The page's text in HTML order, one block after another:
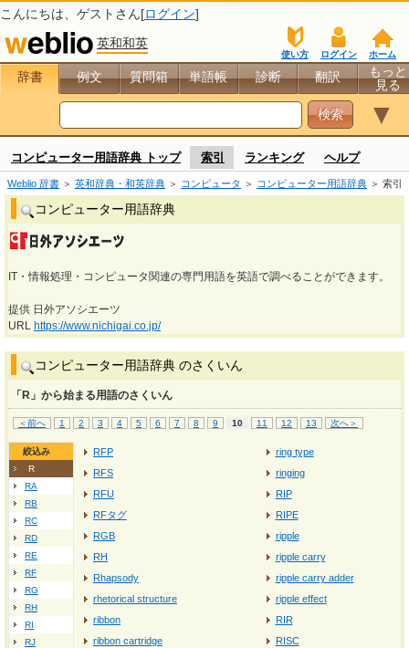
こんにちは、 ゲスト さん[ログイン]
英和和英
ホーム
ログイン
使い方
辞書 例文 質問箱 単語帳 診断 翻訳
もっと
見る
▼
コンピューター用語辞典 トップ 索引 ランキング ヘルプ
Weblio 辞書 ＞ 英和辞典・和英辞典 ＞ コンピュータ ＞ コンピューター用語辞典 ＞ 索引
コンピューター用語辞典
IT・情報処理・コンピュータ関連の専門用語を英語で調べることができます。
提供 日外アソシエーツ
URL https://www.nichigai.co.jp/
コンピューター用語辞典 のさくいん
「R」から始まる用語のさくいん
＜前へ 1 2 3 4 5 6 7 8 9 10 11 12 13 次へ＞
絞込み
R
RA
RB
RC
RD
RE
RF
RG
RH
RI
RJ
RFP
RFS
RFU
RFタグ
RGB
RH
Rhapsody
rhetorical structure
ribbon
ribbon cartridge
ring type
ringing
RIP
RIPE
ripple
ripple carry
ripple carry adder
ripple effect
RIR
RISC